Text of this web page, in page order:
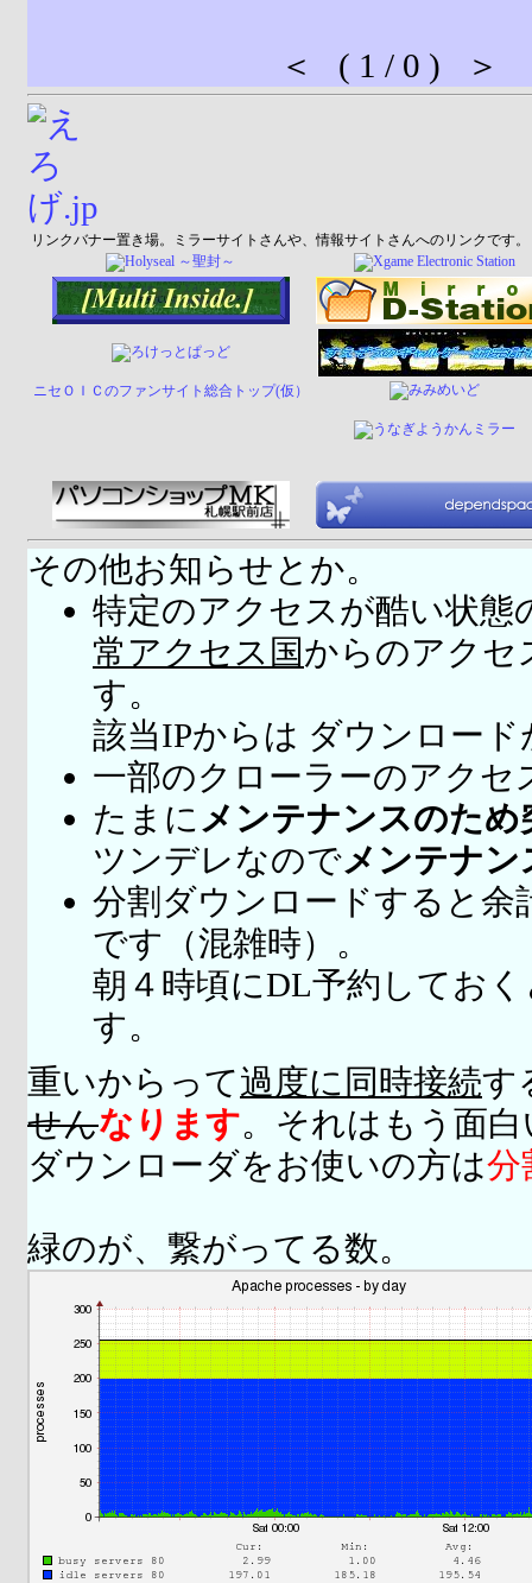
＜ ( 1 / 0 ) ＞
リンクバナー置き場。ミラーサイトさんや、情報サイトさんへのリンクです。
ニセＯＩＣのファンサイト総合トップ(仮）
その他お知らせとか。
特定のアクセスが酷い状態
常アクセス国からのアクセ
す。
該当IPからは ダウンロー
一部のクローラーのアクセ
たまに メンテナンスのため
ツンデレなのでメンテナ
分割ダウンロードすると余
です（混雑時）。
朝４時頃にDL予約してお
す。
重いからって過度に同時接続す
せんなります。それはもう面
ダウンローダをお使いの方は分
緑のが、繋がってる数。